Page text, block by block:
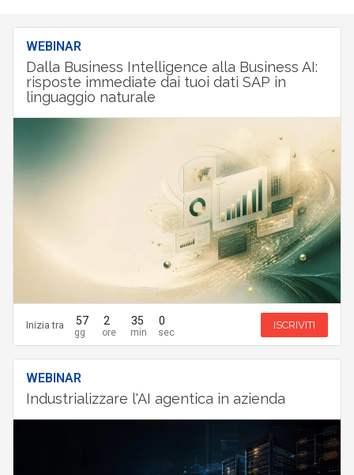
WEBINAR
Dalla Business Intelligence alla Business AI:
risposte immediate dai tuoi dati SAP in
linguaggio naturale
Inizia tra 57 2 34 59 ISCRIVITI
WEBINAR
Industrializzare l'AI agentica in azienda